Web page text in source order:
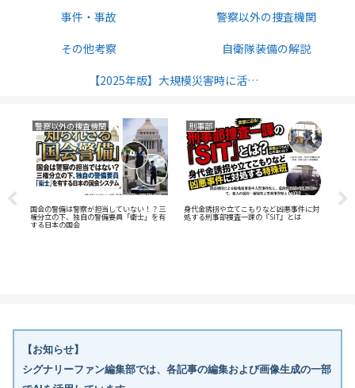
事件・事故
警察以外の捜査機関
その他考察
自衛隊装備の解説
【2025年版】大規模災害時に活発になるサバイバル無線の周波数解説
U.S Police column
世界の覆面パトカー事情！モドキもあるよ
U.S Police column
「私人逮捕」か「正義の執行」か─保釈執
行代理人（バウンティハンター）制度の実
態に迫る
ATF
【お知らせ】
シグナリーファン編集部では、各記事の編集および画像生成の一部